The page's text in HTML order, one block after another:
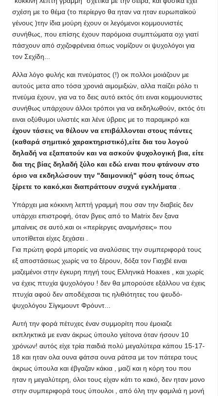
σχέση με το θέμα (το περίεργο θα ηταν να ηταν ευρωπαϊκού
γένους )την ίδια μούρη έχουν οι λεγόμενοι κομμουνιστές
συνήθως, που επίσης έχουν παρόμοια συμπτώματα οχι γιατί
πάσχουν από σχιζοφρένεια όπως νομίζουν οι ψυχολόγοι για
τον Σεχίδη...
Αλλα λόγο φυλής και πνεύματος (!) οκ πολλοι μοιάζουν με
αυτούς μετα απο τόσα χρονιά αιμομιξιών, αλλα παίζει ρόλο τι
πνεύμα έχουν, για να το δεις αυτό εκτός ότι ειναι κομμουνιστες
συνήθως υπάρχουν άλλοι τρόποι για να εκδηλωθούν, εκτός ότι
ειναι οξύθυμοι υλιστές και λένε ύβρεις με το παραμικρό και
έχουν τάσεις να θέλουν να επιβάλλονται στους πάντες
(καθαρά σημιτικό χαρακτηριστικό),είτε δια του λογού
δηλαδή να εξαπατούν και να ασκούν ψυχολογική βια, είτε
δια της βίας δηλαδή ξύλο και εδώ ειναι που φτάνουν στο
όριο να εκδηλώσουν την "δαιμονική" φύση τους όπως
ξέρετε το κακό,και διαπράττουν συχνά εγκλήματα
Υπάρχει μια κόκκινη λεπτή γραμμή που σαν την διαβείς δεν
υπάρχει επιστροφή, όταν βγεις από το Matrix δεν ξανα
μπαίνεις σε αυτό,και οι «περίεργες αναμνήσεις» που
υποτίθεται είχες ξεχάσει .
Για πρώτη φορά μπορείς να αναλύσεις την συμπεριφορά τους
εξ αποστάσεως χωρίς να το ξέρουν, δόξα τον Γιαχβέ ειναι
μαζεμένοι στην έγκυρη πηγή τους Ελληνικά Hoaxes , και χωρίς
να έχεις πτυχία ψυχολόγου ! δεν θα μπορούσε εξάλλου να έχεις
πτυχία αφού δεν αποδέχεσαι τις ηλιθιότητες του ψευδό-
ψυχολόγου Σίγκμουντ Φρόυντ...
Αυτή την φορά πέτυχες έναν συμμορίτη που έμοιαζε
εκπληκτικά με εναν άκρως ύπουλο γείτονα όταν ήσουν 10
χρόνων! αυτός είχε τρία παιδιά πολύ μεγαλύτερα κάπου 15-17-
18 και ηταν ολα ουνα φάτσα ουνα ράτσα με τον πάτερα τους
άκρως ύπουλα και έβγαζαν κάκια , μαζί και η κόρη του που
ηταν η μεγαλύτερη, όλοι τους είχαν κάτι το κακό, δεν ηταν μονο
στην συμπεριφορά τους ύπουλοι , από όλη την φαμιλιά η μονή